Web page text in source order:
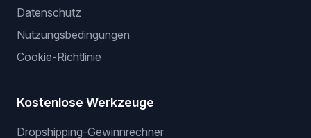
Datenschutz
Nutzungsbedingungen
Cookie-Richtlinie
Kostenlose Werkzeuge
Dropshipping-Gewinnrechner